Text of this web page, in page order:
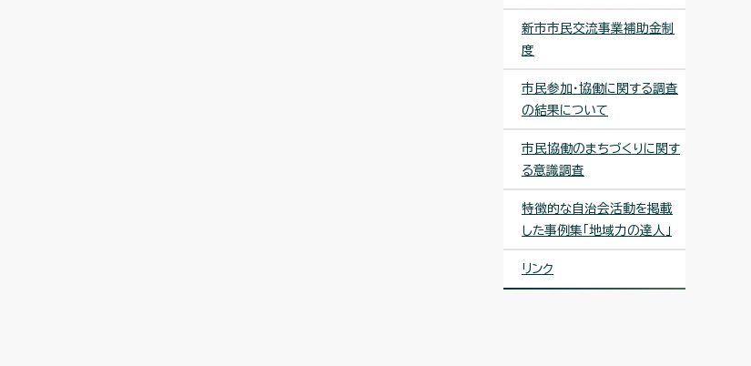
新市市民交流事業補助金制
度
市民参加・協働に関する調査
の結果について
市民協働のまちづくりに関す
る意識調査
特徴的な自治会活動を掲載
した事例集「地域力の達人」
リンク